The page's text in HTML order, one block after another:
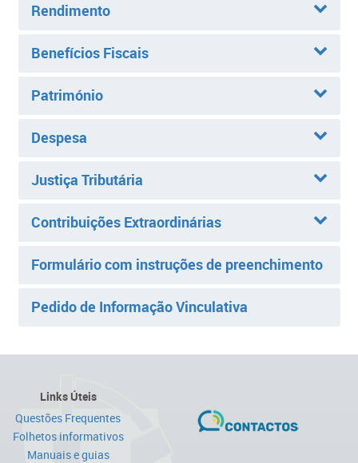
Rendimento
Benefícios Fiscais
Património
Despesa
Justiça Tributária
Contribuições Extraordinárias
Formulário com instruções de preenchimento
Pedido de Informação Vinculativa
Links Úteis
Questões Frequentes
Folhetos informativos
Manuais e guias